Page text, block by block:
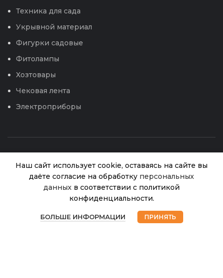
Техника для сада
Укрывной материал
Фигурки садовые
Фитолампы
Хозтовары
Чековая лента
Электроприборы
Интернет магазин Успех. ИП Хрипунов Сергей
Александрович
Наш сайт использует cookie, оставаясь на сайте вы
даёте согласие на обработку персональных
данных в соответствии с политикой
конфиденциальности.
БОЛЬШЕ ИНФОРМАЦИИ ПРИНЯТЬ
Кабачок
(СеДеК)55.00 ₽
наличии
Магазин Избранное Корзина Мой аккаунт